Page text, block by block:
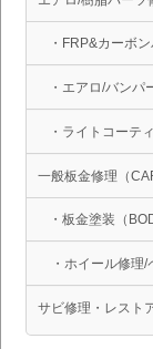
・FRP&カーボ
・エアロ/バンパ
・ライトコーテ
一般板金修理（
・板金塗装（
・ホイール修理/
サビ修理・レスト